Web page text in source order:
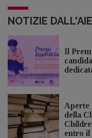
NOTIZIE DALL'AIE
Il
Aperte
della
entro il